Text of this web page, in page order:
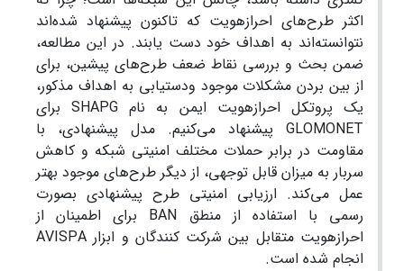
اکثر طرح‌های احرازهویت که تاکنون پیشنهاد شده‌اند
نتوانسته‌اند به اهداف خود دست یابند. در این مطالعه،
ضمن بحث و بررسی نقاط ضعف طرح‌های پیشین، برای
از بین بردن مشکلات موجود ودستیابی به اهداف مذکور،
یک پروتکل احرازهویت ایمن به نام SHAPG برای
GLOMONET پیشنهاد می‌کنیم. مدل پیشنهادی، با
مقاومت در برابر حملات مختلف امنیتی شبکه و کاهش
سربار به میزان قابل توجهی، از دیگر طرح‌های موجود بهتر
عمل می‌کند. ارزیابی امنیتی طرح پیشنهادی بصورت
رسمی با استفاده از منطق BAN برای اطمینان از
احرازهویت متقابل بین شرکت کنندگان و ابزار AVISPA
انجام شده است.